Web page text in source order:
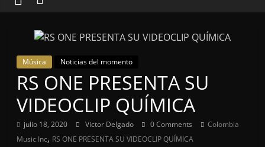
Inc
Colombia
Music
Inc
Música Noticias del momento
RS ONE PRESENTA SU
VIDEOCLIP QUÍMICA
julio 18, 2020 Victor Delgado 0 Comments
Colombia
Music Inc, RS ONE PRESENTA SU VIDEOCLIP QUÍMICA